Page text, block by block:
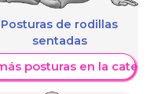
Posturas de rodillas
sentadas
posturas en la